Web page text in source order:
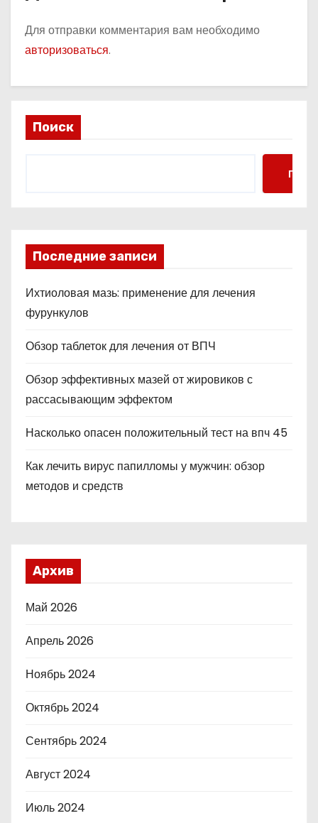
Для отправки комментария вам необходимо
авторизоваться.
Поиск
Поиск
Последние записи
Ихтиоловая мазь: применение для лечения
фурункулов
Обзор таблеток для лечения от ВПЧ
Обзор эффективных мазей от жировиков с
рассасывающим эффектом
Насколько опасен положительный тест на впч 45
Как лечить вирус папилломы у мужчин: обзор
методов и средств
Архив
Май 2026
Апрель 2026
Ноябрь 2024
Октябрь 2024
Сентябрь 2024
Август 2024
Июль 2024